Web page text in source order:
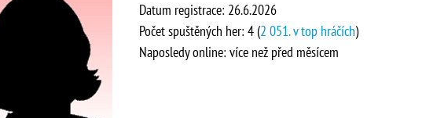
Datum registrace: 26.6.2026
Počet spuštěných her: 4 (2 051. v top hráčích)
Naposledy online: více než před měsícem